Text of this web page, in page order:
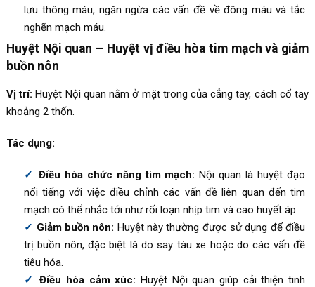
lưu thông máu, ngăn ngừa các vấn đề về đông máu và tắc
nghẽn mạch máu.
Huyệt Nội quan – Huyệt vị điều hòa tim mạch và giảm
buồn nôn
Vị trí: Huyệt Nội quan nằm ở mặt trong của cẳng tay, cách cổ tay
khoảng 2 thốn.
Tác dụng:
Điều hòa chức năng tim mạch: Nội quan là huyệt đạo
nổi tiếng với việc điều chỉnh các vấn đề liên quan đến tim
mạch có thể nhắc tới như rối loạn nhịp tim và cao huyết áp.
Giảm buồn nôn: Huyệt này thường được sử dụng để điều
trị buồn nôn, đặc biệt là do say tàu xe hoặc do các vấn đề
tiêu hóa.
Điều hòa cảm xúc: Huyệt Nội quan giúp cải thiện tinh